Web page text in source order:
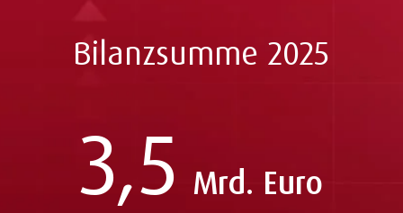
Bilanzsumme 2025
3,5 Mrd. Euro